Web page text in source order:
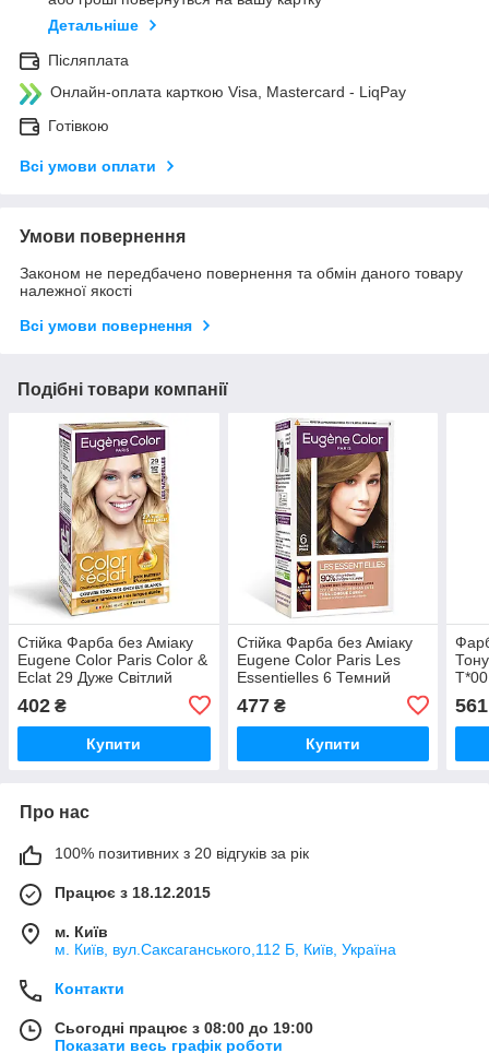
Детальніше
Післяплата
Онлайн-оплата карткою Visa, Mastercard - LiqPay
Готівкою
Всі умови оплати
Умови повернення
Законом не передбачено повернення та обмін даного товару
належної якості
Всі умови повернення
Подібні товари компанії
Стійка Фарба без Аміаку
Eugene Color Paris Color &
Eclat 29 Дуже Світлий
402 ₴
Купити
Стійка Фарба без Аміаку
Eugene Color Paris Les
Essentielles 6 Темний
Блондин 115 мл, 6 Темний
Блондин, 6 Темний
Блондин EC
477₴
Купити
561
Про нас
100% позитивних з 20 відгуків за рік
Працює з 18.12.2015
м. Київ
м. Київ, вул.Саксаганського,112 Б, Київ, Україна
Контакти
Сьогодні працює з 08:00 до 19:00
Показати весь графік роботи